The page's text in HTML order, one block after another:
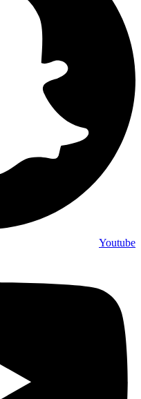
Youtube